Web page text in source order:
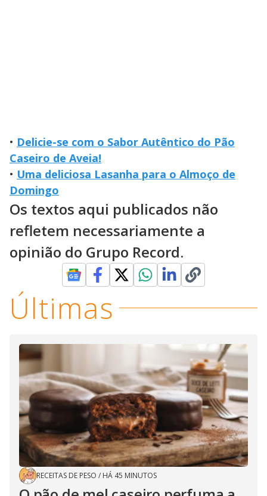
• Delicie-se com o Sabor Autêntico do Pão
Caseiro de Aveia!
• Uma deliciosa Lasanha para o Almoço de
Domingo
Os textos aqui publicados não
refletem necessariamente a
opinião do Grupo Record.
Últimas
RECEITAS DE PESO / HÁ 45 MINUTOS